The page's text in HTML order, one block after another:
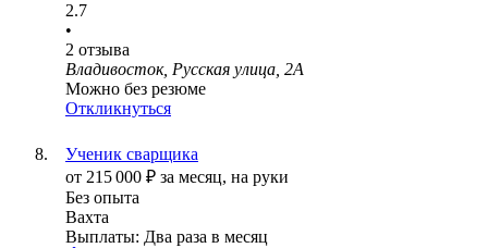
2.7
•
2 отзыва
Владивосток, Русская улица, 2А
Можно без резюме
Откликнуться
Ученик сварщика
от 215 000 ₽ за месяц, на руки
Без опыта
Вахта
Выплаты: Два раза в месяц